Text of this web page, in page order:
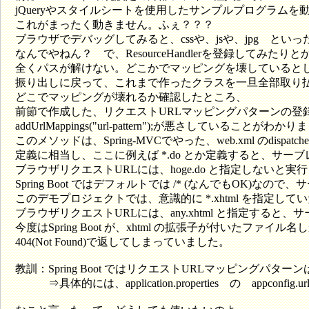
jQueryやスタイルシートを使用したサンプルプログラムを
これがまったく動きません。ふぇ？？？
ブラウザでデバッグしてみると、cssや、jsや、jpg といっ
なんでやねん？ で、ResourceHandlerを登録してみたりと
全くパスが解けない。どこかでマッピングを壊していると
振り出しに戻って、これまで作ったクラスを一旦全部取り
どこでマッピングが壊れるか確認したところ、
前節で作成した、リクエストURLマッピングパターンの登
addUrlMappings("url-pattern");が悪さしていることがわかり
このメソッドは、Spring-MVCでやった、web.xml の
定義に相当し、ここに例えば *.do とか定義すると、サーブ
ブラウザリクエストURLには、hoge.do と指定しないと実
Spring Boot ではデフォルトでは /* (なんでもOK)なので、
このデモプロジェクトでは、意識的に *.xhtml を指定して
ブラウザリクエストURLには、any.xhtml と指定すると、
今度はSpring Boot が、xhtml の拡張子が付いたファイル名
404(Not Found)で返してしまっていました。
教訓：Spring Boot ではリクエストURLマッピングパターン
⇒具体的には、application.properties の appconfig.url-